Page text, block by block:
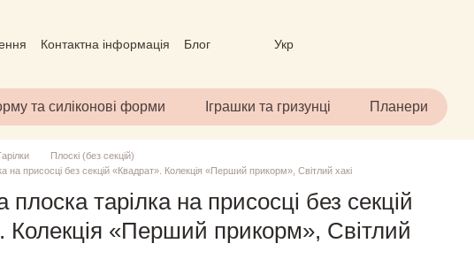
Контактна інформація
Блог
Укр
та силіконові форми Іграшки та гризунці Планери
Плоскі (без секцій)
на присосці без секцій «Квадрат». Колекція «Перший прикорм», Світлий хакі
плоска тарілка на присосці без секцій
Колекція «Перший прикорм», Світлий